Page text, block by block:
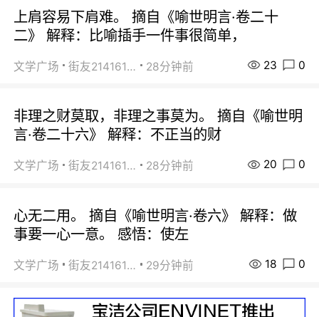
上肩容易下肩难。 摘自《喻世明言·卷二十
二》 解释：比喻插手一件事很简单，
文学广场 街友21416156 28分钟前 23 0
非理之财莫取，非理之事莫为。 摘自《喻世明
言·卷二十六》 解释：不正当的财
文学广场 街友21416156 28分钟前 20 0
心无二用。 摘自《喻世明言·卷六》 解释：做
事要一心一意。 感悟：使左
文学广场 街友21416156 29分钟前 18 0